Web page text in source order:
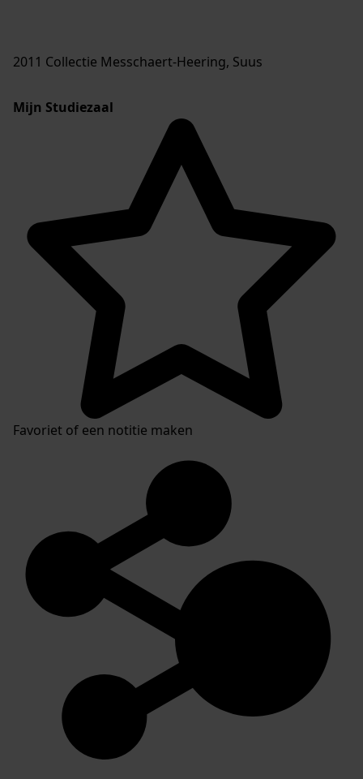
2011 Collectie Messchaert-Heering, Suus
Mijn Studiezaal
Favoriet of een notitie maken